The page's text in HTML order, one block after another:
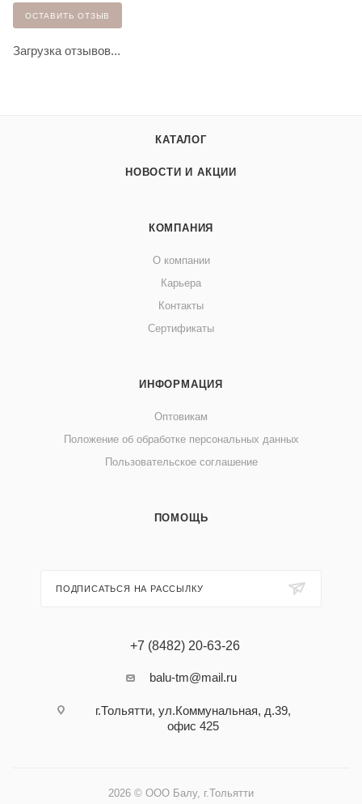
ОСТАВИТЬ ОТЗЫВ
Загрузка отзывов...
КАТАЛОГ
НОВОСТИ И АКЦИИ
КОМПАНИЯ
О компании
Карьера
Контакты
Сертификаты
ИНФОРМАЦИЯ
Оптовикам
Положение об обработке персональных данных
Пользовательское соглашение
ПОМОЩЬ
ПОДПИСАТЬСЯ НА РАССЫЛКУ
+7 (8482) 20-63-26
balu-tm@mail.ru
г.Тольятти, ул.Коммунальная, д.39,
офис 425
2026 © ООО Балу, г.Тольятти